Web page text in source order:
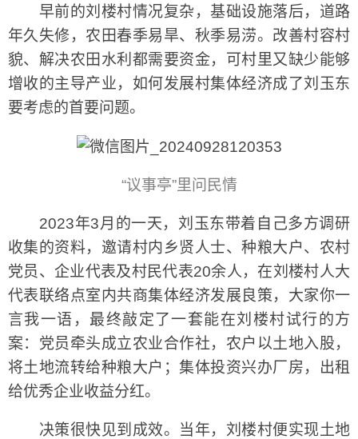
早前的刘楼村情况复杂，基础设施落后，道路
年久失修，农田春季易旱、秋季易涝。改善村容村
貌、解决农田水利都需要资金，可村里又缺少能够
增收的主导产业，如何发展村集体经济成了刘玉东
要考虑的首要问题。
“议事亭”里问民情
2023年3月的一天，刘玉东带着自己多方调研
收集的资料，邀请村内乡贤人士、种粮大户、农村
党员、企业代表及村民代表20余人，在刘楼村人大
代表联络点室内共商集体经济发展良策，大家你一
言我一语，最终敲定了一套能在刘楼村试行的方
案：党员牵头成立农业合作社，农户以土地入股，
将土地流转给种粮大户；集体投资兴办厂房，出租
给优秀企业收益分红。
决策很快见到成效。当年，刘楼村便实现土地